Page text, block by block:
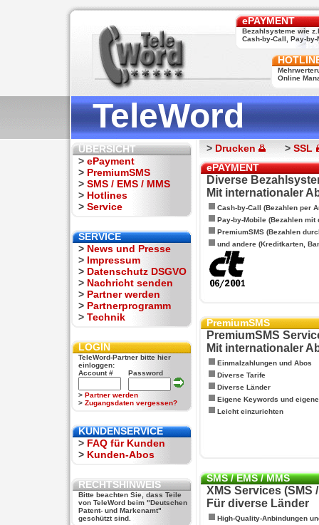
ePAYMENT
Bezahlsysteme wie
Cash-by-Call, Pay-by-
Online
TeleWord
ÜBERSICHT
> ePayment
> PremiumSMS
> SMS / EMS / MMS
> Hotlines
> Service
SERVICE
> News und Presse
> Impressum
> Datenschutz DSGVO
> Nachricht senden
> Partner werden
> Partnerprogramm
> Technik
LOGIN
TeleWord-Partner bitte hier
einloggen:
Account #
Password
> Partner werden
> Zugangsdaten vergessen?
KUNDENSERVICE
> FAQ für Kunden
> Kunden-Abos
RECHTSHINWEIS
Bitte beachten Sie, dass Teile
von TeleWord beim "Deutschen
Patent- und Markenamt"
geschützt sind.
> Drucken > SSL
ePAYMENT
Diverse
Mit internationaler
Cash-by-Call (Bezahlen per
Pay-by-Mobile (Bezahlen mit
PremiumSMS (Bezahlen
und andere (Kreditkarten,
PremiumSMS
PremiumSMS
Mit internationaler
Einmalzahlungen und Abos
Diverse Tarife
Diverse Länder
Eigene Keywords und
Leicht einzurichten
SMS / EMS / MMS
XMS Services (SMS
Für diverse Länder
High-Quality-Anbindungen